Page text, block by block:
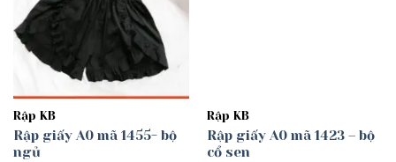
Rập KB
Rập giấy A0 mã 1455- bộ
ngủ
Rập KB
Rập giấy A0 mã 1423 – bộ
cổ sen